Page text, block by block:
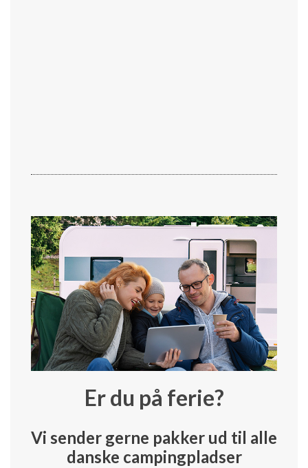
Er du på ferie?
Vi sender gerne pakker ud til alle
danske campingpladser